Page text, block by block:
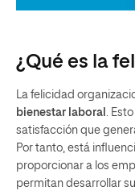
¿Qué es la
La felicidad
bienestar laboral
.
satisfacción que
Por tanto, está
proporcionar a los
permitan desarrollar